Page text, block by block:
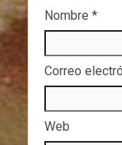
Nombre *
Correo
Web